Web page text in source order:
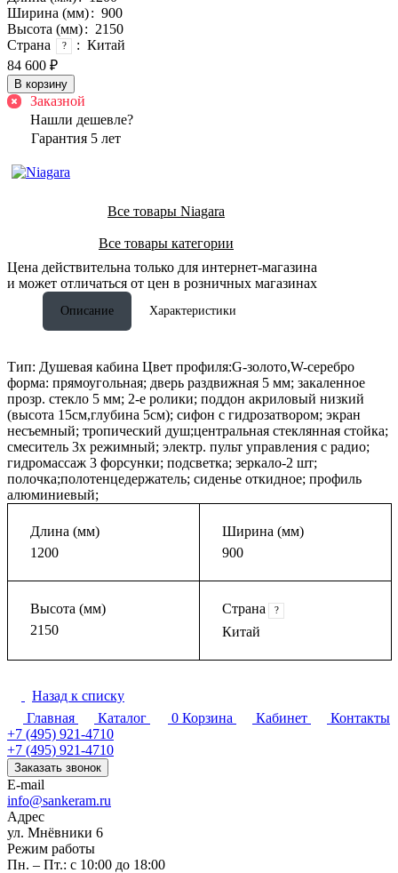
Ширина (мм): 900
Высота (мм): 2150
Страна
? : Китай
84 600 ₽
В корзину
Заказной
Нашли дешевле?
Гарантия 5 лет
Все товары Niagara
Все товары категории
Цена действительна только для интернет-магазина
и может отличаться от цен в розничных магазинах
Описание Характеристики
Тип: Душевая кабина Цвет профиля:G-золото,W-серебро
форма: прямоугольная; дверь раздвижная 5 мм; закаленное
прозр. стекло 5 мм; 2-е ролики; поддон акриловый низкий
(высота 15см,глубина 5см); сифон с гидрозатвором; экран
несъемный; тропический душ;центральная стеклянная стойка;
смеситель 3х режимный; электр. пульт управления с радио;
гидромассаж 3 форсунки; подсветка; зеркало-2 шт;
полочка;полотенцедержатель; сиденье откидное; профиль
алюминиевый;
Длина (мм)
1200
Ширина (мм)
900
Высота (мм)
2150
Страна ?
Китай
Назад к списку
Главная
Каталог 0 Корзина Кабинет
Контакты
+7 (495) 921-4710
+7 (495) 921-4710
Заказать звонок
E-mail
info@sankeram.ru
Адрес
ул. Мнёвники 6
Режим работы
Пн. – Пт.: с 10:00 до 18:00